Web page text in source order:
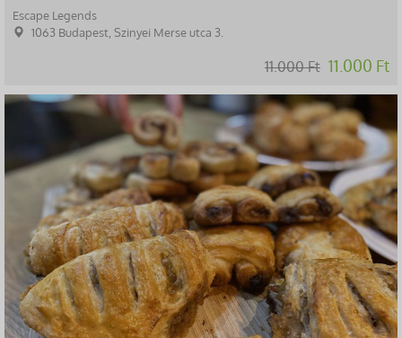
Escape Legends
1063 Budapest, Szinyei Merse utca 3.
11.000 Ft 11.000 Ft
-37%